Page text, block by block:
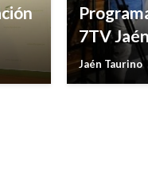
7TV
Jaén Taurino